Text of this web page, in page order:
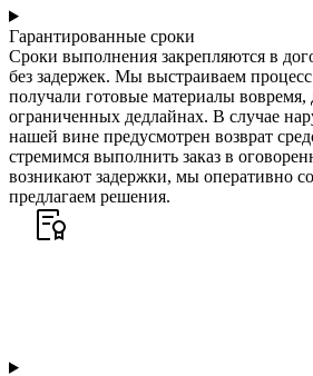
Гарантированные сроки
Сроки выполнения закрепляются в
без задержек. Мы выстраиваем
получали готовые материалы вовремя,
ограниченных дедлайнах. В случае
нашей вине предусмотрен возврат
стремимся выполнить заказ в
возникают задержки, мы оперативно
предлагаем решения.